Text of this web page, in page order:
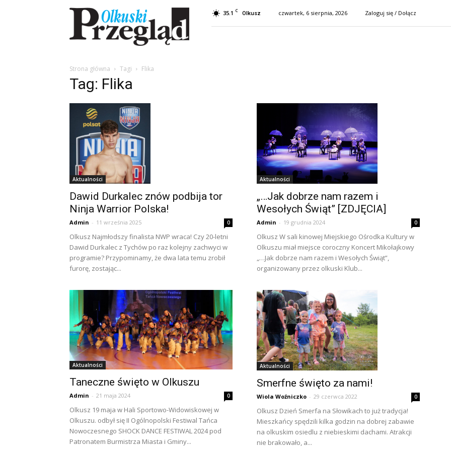
Przegląd
Olkuski
35.1 C Olkusz czwartek, 6 sierpnia, 2026 Zaloguj się / Dołącz
Strona główna Tagi Flika
Tag: Flika
Aktualności
Dawid Durkalec znów podbija tor
Ninja Warrior Polska!
Admin - 11 września 2025 0
Olkusz Najmłodszy finalista NWP wraca! Czy 20-letni
Dawid Durkalec z Tychów po raz kolejny zachwyci w
programie? Przypominamy, że dwa lata temu zrobił
furorę, zostając...
Aktualności
„…Jak dobrze nam razem i
Wesołych Świąt” [ZDJĘCIA]
Admin - 19 grudnia 2024 0
Olkusz W sali kinowej Miejskiego Ośrodka Kultury w
Olkuszu miał miejsce coroczny Koncert Mikołajkowy
„…Jak dobrze nam razem i Wesołych Świąt”,
organizowany przez olkuski Klub...
Aktualności
Taneczne święto w Olkuszu
Admin - 21 maja 2024 0
Olkusz 19 maja w Hali Sportowo-Widowiskowej w
Olkuszu. odbył się II Ogólnopolski Festiwal Tańca
Nowoczesnego SHOCK DANCE FESTIWAL 2024 pod
Patronatem Burmistrza Miasta i Gminy...
Aktualności
Smerfne święto za nami!
Wiola Woźniczko - 29 czerwca 2022 0
Olkusz Dzień Smerfa na Słowikach to już tradycja!
Mieszkańcy spędzili kilka godzin na dobrej zabawie
na olkuskim osiedlu z niebieskimi dachami. Atrakcji
nie brakowało, a...